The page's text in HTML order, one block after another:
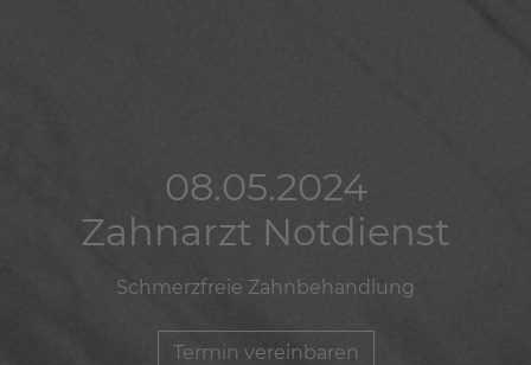
08.05.2024
Zahnarzt Notdienst
Schmerzfreie Zahnbehandlung
Termin vereinbaren
08.05.2024
Zahnarzt Notdienst
Schmerzfreie Zahnbehandlung
Termin vereinbaren
08.05.2024
Zahnarzt Notdienst
Schmerzfreie Zahnbehandlung
Termin vereinbaren